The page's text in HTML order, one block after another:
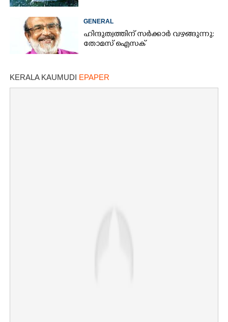
GENERAL
ഹിന്ദുത്വത്തിന് സർക്കാർ വഴങ്ങുന്നു:
തോമസ് ഐസക്
KERALA KAUMUDI EPAPER
Share this link